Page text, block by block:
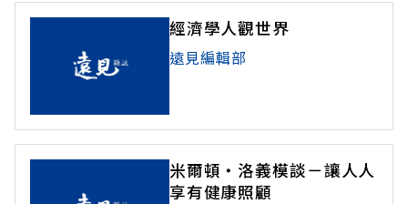
經濟學人觀世界
遠見編輯部
米爾頓‧洛義模談－讓人人
享有健康照顧